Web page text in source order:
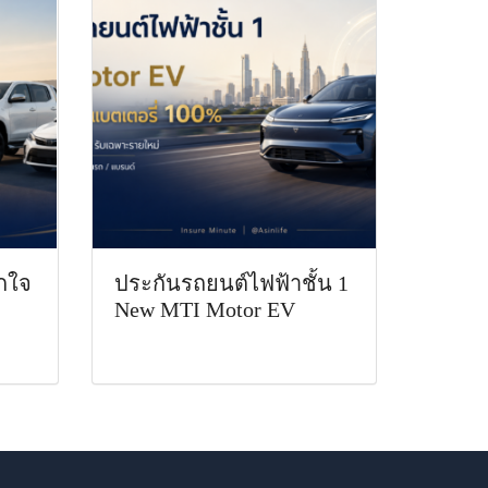
จ
ประกันรถยนต์ไฟฟ้าชั้น 1
New MTI Motor EV